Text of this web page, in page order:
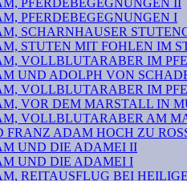
PFERDEBEGEGNUNGEN I
SCHARNHAUSER
STUTEN MIT FOHLEN IM
VOLLBLUTARABER IM
UND ADOLPH VON
VOLLBLUTARABER IM
VOR DEM MARSTALL IN
VOLLBLUTARABER AM
FRANZ ADAM HOCH ZU
UND DIE ADAMEI II
UND DIE ADAMEI I
REITAUSFLUG BEI